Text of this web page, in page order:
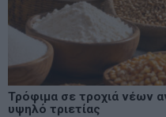
Τρόφιμα σε τροχιά νέων
υψηλό τριετίας